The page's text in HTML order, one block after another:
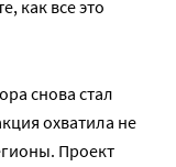
как все это
снова стал
охватила не
Проект